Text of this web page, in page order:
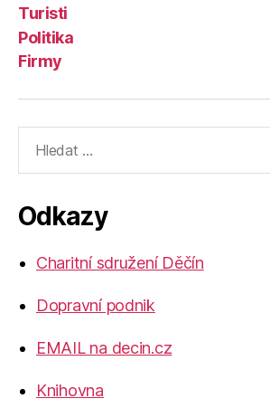
Turisti
Politika
Firmy
vyhledávání:
Odkazy
Charitní sdružení Děčín
Dopravní podnik
EMAIL na decin.cz
Knihovna